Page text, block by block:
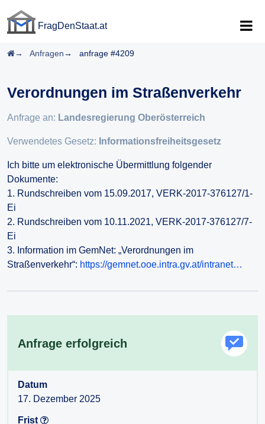
FragDenStaat.at
Startseite
Anfragen anfrage #4209
Verordnungen im Straßenverkehr
Anfrage an: Landesregierung Oberösterreich
Verwendetes Gesetz: Informationsfreiheitsgesetz
Ich bitte um elektronische Übermittlung folgender
Dokumente:
1. Rundschreiben vom 15.09.2017, VERK-2017-376127/1-
Ei
2. Rundschreiben vom 10.11.2021, VERK-2017-376127/7-
Ei
3. Information im GemNet: „Verordnungen im
Straßenverkehr“: https://gemnet.ooe.intra.gv.at/intranet…
Anfrage erfolgreich
Datum
17. Dezember 2025
Frist